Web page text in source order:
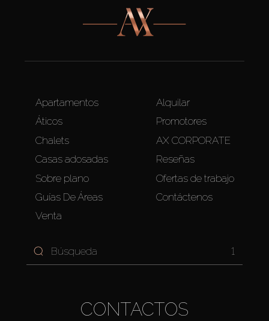
Apartamentos
Áticos
Chalets
Casas adosadas
Sobre plano
Guías De Áreas
Venta
Alquilar
Promotores
AX CORPORATE
Reseñas
Ofertas de trabajo
Contáctenos
1
CONTACTOS